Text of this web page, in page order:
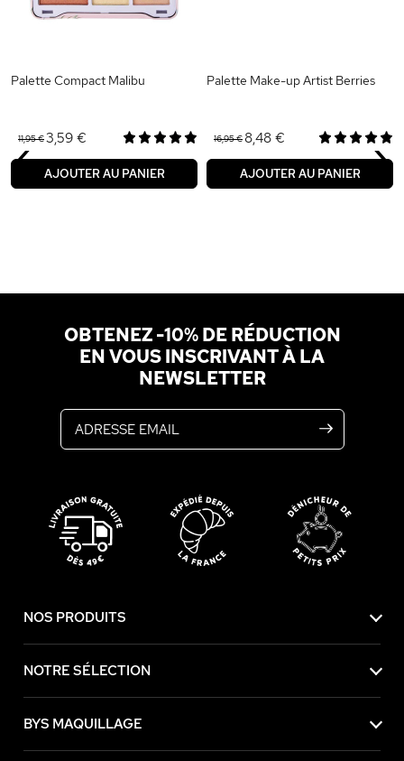
Palette Compact Malibu
11,95 €3,59 €
AJOUTER AU PANIER
Palette Make-up Artist Berries
16,95 € 8,48 €
AJOUTER AU PANIER
‹ ›
OBTENEZ -10% DE RÉDUCTION
EN VOUS INSCRIVANT À LA
NEWSLETTER
NOS PRODUITS
NOTRE SÉLECTION
BYS MAQUILLAGE